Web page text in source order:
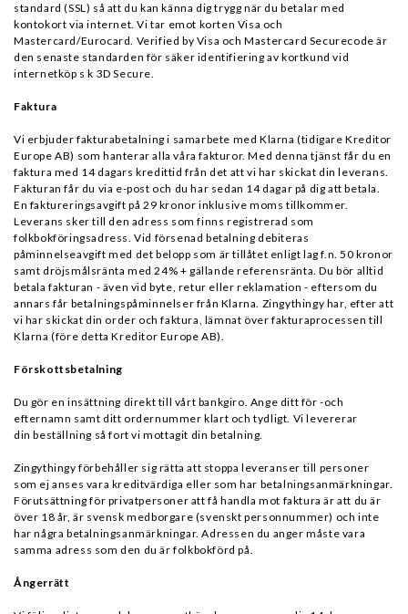
standard (SSL) så att du kan känna dig trygg när du betalar med
kontokort via internet. Vi tar emot korten Visa och
Mastercard/Eurocard. Verified by Visa och Mastercard Securecode är
den senaste standarden för säker identifiering av kortkund vid
internetköp s k 3D Secure.
Faktura
Vi erbjuder fakturabetalning i samarbete med Klarna (tidigare Kreditor
Europe AB) som hanterar alla våra fakturor. Med denna tjänst får du en
faktura med 14 dagars kredittid från det att vi har skickat din leverans.
Fakturan får du via e-post och du har sedan 14 dagar på dig att betala.
En faktureringsavgift på 29 kronor inklusive moms tillkommer.
Leverans sker till den adress som finns registrerad som
folkbokföringsadress. Vid försenad betalning debiteras
påminnelseavgift med det belopp som är tillåtet enligt lag f.n. 50 kronor
samt dröjsmålsränta med 24% + gällande referensränta. Du bör alltid
betala fakturan - även vid byte, retur eller reklamation - eftersom du
annars får betalningspåminnelser från Klarna. Zingythingy har, efter att
vi har skickat din order och faktura, lämnat över fakturaprocessen till
Klarna (före detta Kreditor Europe AB).
Förskottsbetalning
Du gör en insättning direkt till vårt bankgiro. Ange ditt för -och
efternamn samt ditt ordernummer klart och tydligt. Vi levererar
din beställning så fort vi mottagit din betalning.
Zingythingy förbehåller sig rätta att stoppa leveranser till personer
som ej anses vara kreditvärdiga eller som har betalningsanmärkningar.
Förutsättning för privatpersoner att få handla mot faktura är att du är
över 18 år, är svensk medborgare (svenskt personnummer) och inte
har några betalningsanmärkningar. Adressen du anger måste vara
samma adress som den du är folkbokförd på.
Ångerrätt